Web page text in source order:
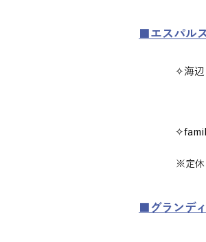
■エスパル
✧海辺
※定休
■グランデ